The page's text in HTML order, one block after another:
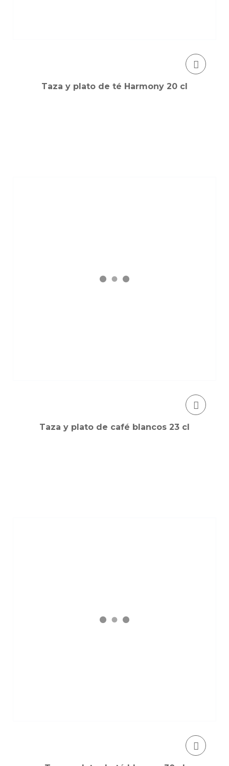
Taza y plato de té Harmony 20 cl
Taza y plato de café blancos 23 cl